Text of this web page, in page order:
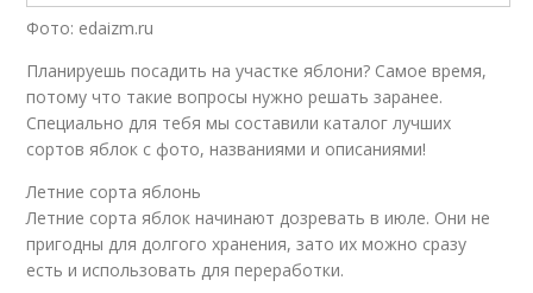
Фото: edaizm.ru
Планируешь посадить на участке яблони? Самое время,
потому что такие вопросы нужно решать заранее.
Специально для тебя мы составили каталог лучших
сортов яблок с фото, названиями и описаниями!
Летние сорта яблонь
Летние сорта яблок начинают дозревать в июле. Они не
пригодны для долгого хранения, зато их можно сразу
есть и использовать для переработки.